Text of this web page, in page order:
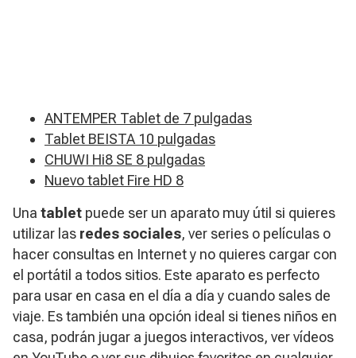
ANTEMPER Tablet de 7 pulgadas
Tablet BEISTA 10 pulgadas
CHUWI Hi8 SE 8 pulgadas
Nuevo tablet Fire HD 8
Una tablet puede ser un aparato muy útil si quieres
utilizar las redes sociales, ver series o películas o
hacer consultas en Internet y no quieres cargar con
el portátil a todos sitios. Este aparato es perfecto
para usar en casa en el día a día y cuando sales de
viaje. Es también una opción ideal si tienes niños en
casa, podrán jugar a juegos interactivos, ver vídeos